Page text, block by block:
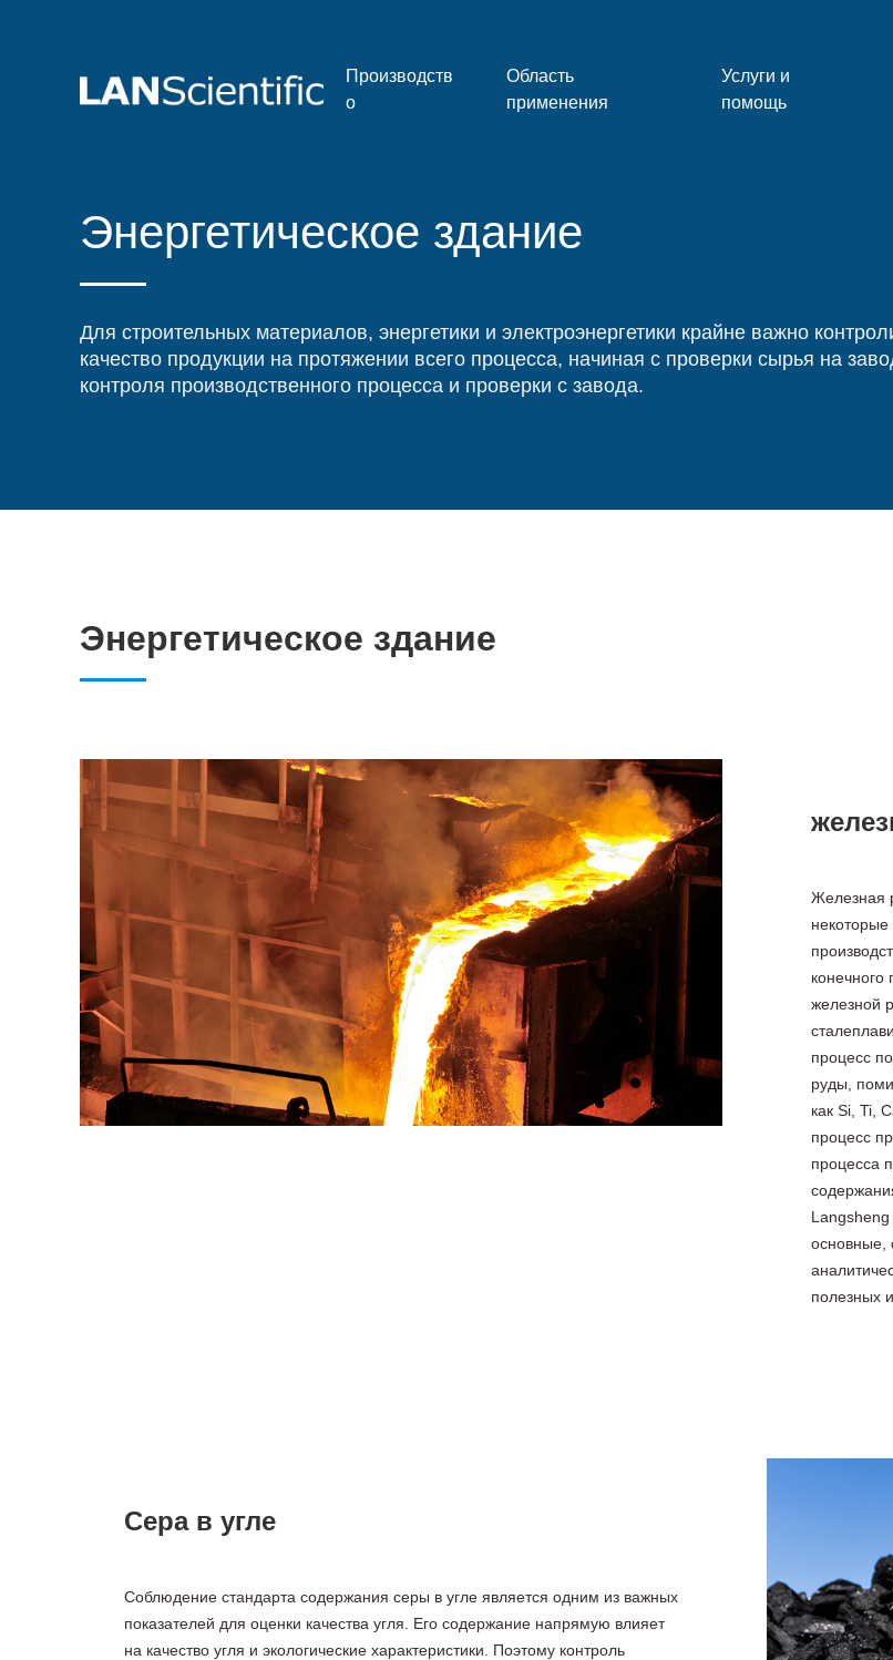
Производств
о
Область
применения
Услуги и
помощь
Энергетическое здание
Для строительных материалов, энергетики и электроэнергетики крайне важно
качество продукции на протяжении всего процесса, начиная с проверки сырья на
контроля производственного процесса и проверки с завода.
Энергетическое здание
Железная
конечного
железной
процесс
руды,
как Si, Ti,
процесс
процесса
основные,
полезных
Сера в угле
Соблюдение стандарта содержания серы в угле является одним из важных
показателей для оценки качества угля. Его содержание напрямую влияет
на качество угля и экологические характеристики. Поэтому контроль